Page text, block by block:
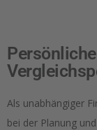
Als unabhängiger
bei der Planung